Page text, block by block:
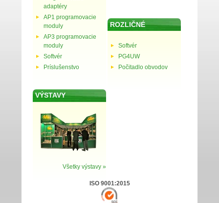
adaptéry
AP1 programovacie
moduly
AP3 programovacie
moduly
Softvér
Príslušenstvo
ROZLIČNÉ
Softvér
PG4UW
Počitadlo obvodov
VÝSTAVY
Všetky výstavy »
ISO 9001:2015